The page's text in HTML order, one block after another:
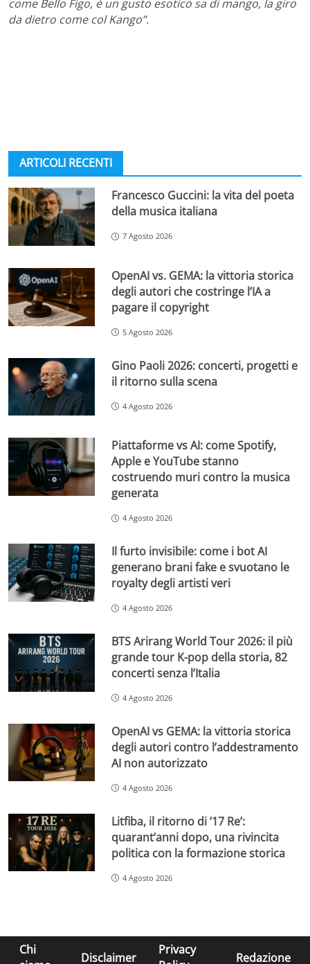
come Bello Figo, è un gusto esotico sa di mango, la giro
da dietro come col Kango”.
ARTICOLI RECENTI
Francesco Guccini: la vita del poeta
della musica italiana
7 Agosto 2026
OpenAI vs. GEMA: la vittoria storica
degli autori che costringe l’IA a
pagare il copyright
5 Agosto 2026
Gino Paoli 2026: concerti, progetti e
il ritorno sulla scena
4 Agosto 2026
Piattaforme vs AI: come Spotify,
Apple e YouTube stanno
costruendo muri contro la musica
generata
4 Agosto 2026
Il furto invisibile: come i bot AI
generano brani fake e svuotano le
royalty degli artisti veri
4 Agosto 2026
BTS Arirang World Tour 2026: il più
grande tour K-pop della storia, 82
concerti senza l’Italia
4 Agosto 2026
OpenAI vs GEMA: la vittoria storica
degli autori contro l’addestramento
AI non autorizzato
4 Agosto 2026
Litfiba, il ritorno di ’17 Re’:
quarant’anni dopo, una rivincita
politica con la formazione storica
4 Agosto 2026
Chi
Disclaimer
Privacy
Redazione